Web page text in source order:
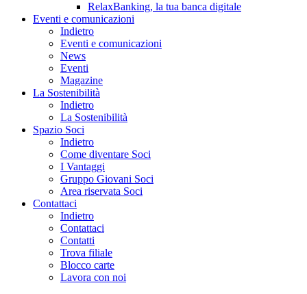
RelaxBanking, la tua banca digitale
Eventi e comunicazioni
Indietro
Eventi e comunicazioni
News
Eventi
Magazine
La Sostenibilità
Indietro
La Sostenibilità
Spazio Soci
Indietro
Come diventare Soci
I Vantaggi
Gruppo Giovani Soci
Area riservata Soci
Contattaci
Indietro
Contattaci
Contatti
Trova filiale
Blocco carte
Lavora con noi